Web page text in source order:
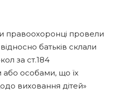
правоохоронці провели
батьків склали
за ст.184
особами, що їх
виховання дітей»